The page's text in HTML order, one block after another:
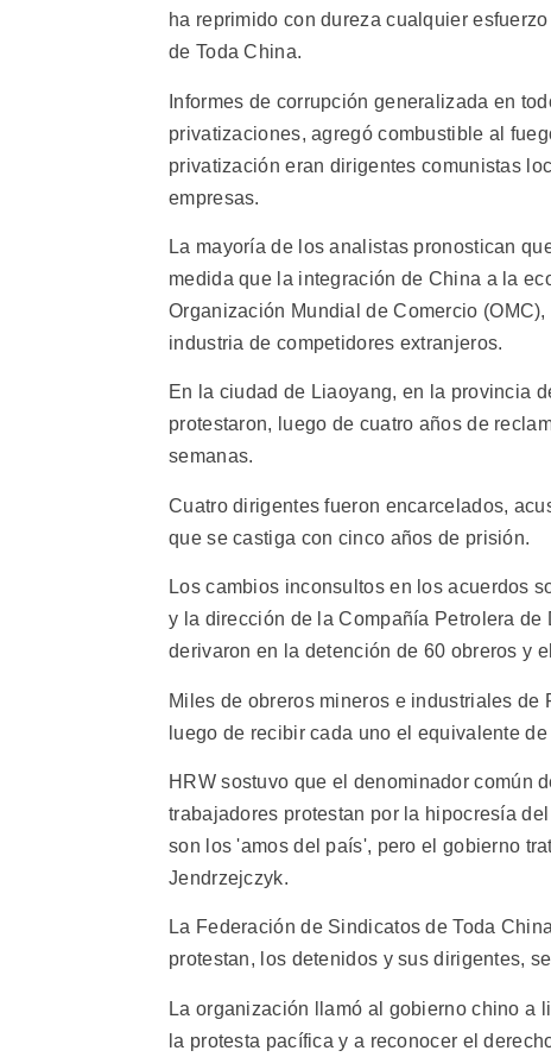
ha reprimido con dureza cualquier
de Toda China.
Informes de corrupción generalizada en
privatizaciones, agregó combustible al
privatización eran dirigentes comunistas
empresas.
La mayoría de los analistas pronostican
medida que la integración de China a la
Organización Mundial de Comercio
industria de competidores extranjeros.
En la ciudad de Liaoyang, en la provincia
protestaron, luego de cuatro años de
semanas.
Cuatro dirigentes fueron encarcelados,
que se castiga con cinco años de prisión.
Los cambios inconsultos en los acuerdos
y la dirección de la Compañía Petrolera
derivaron en la detención de 60 obreros y
Miles de obreros mineros e industriales
luego de recibir cada uno el equivalente
HRW sostuvo que el denominador común
trabajadores protestan por la hipocresía
son los 'amos del país', pero el gobierno
Jendrzejczyk.
La Federación de Sindicatos de Toda
protestan, los detenidos y sus dirigentes,
La organización llamó al gobierno chino a
la protesta pacífica y a reconocer el